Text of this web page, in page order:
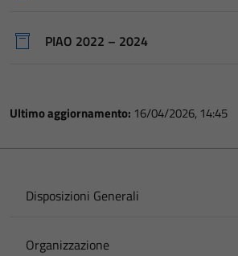
PIAO 2022 – 2024
Ultimo aggiornamento: 16/04/2026, 14:45
Disposizioni Generali
Organizzazione